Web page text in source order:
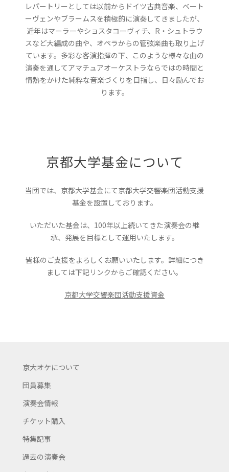
レパートリーとしては以前からドイツ古典音楽、ベート
ーヴェンやブラームスを積極的に演奏してきましたが、
近年はマーラーやショスタコーヴィチ、R・シュトラウ
スなど大編成の曲や、オペラからの管弦楽曲も取り上げ
ています。多彩な客演指揮の下、このような様々な曲の
演奏を通してアマチュアオーケストラならではの時間と
情熱をかけた純粋な音楽づくりを目指し、日々励んでお
ります。
京都大学基金について
当団では、京都大学基金にて京都大学交響楽団活動支援
基金を設置しております。
いただいた基金は、100年以上続いてきた演奏会の継
承、発展を目標として運用いたします。
皆様のご支援をよろしくお願いいたします。詳細につき
ましては下記リンクからご確認ください。
京都大学交響楽団活動支援資金
京大オケについて
団員募集
演奏会情報
チケット購入
特集記事
過去の演奏会